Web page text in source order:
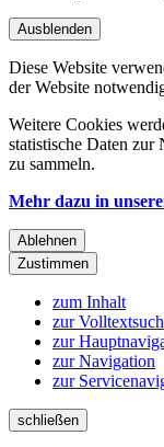
Ausblenden
Diese Website
der Website
Weitere Cookies
statistische Daten zur
zu sammeln.
Mehr dazu in
Ablehnen
Zustimmen
zum Inhalt
zur
zur
zur Navigation
zur
schließen